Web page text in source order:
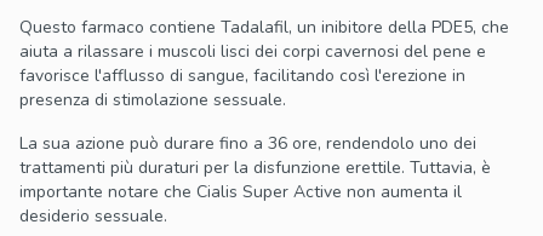
Questo farmaco contiene Tadalafil, un inibitore della PDE5, che
aiuta a rilassare i muscoli lisci dei corpi cavernosi del pene e
favorisce l'afflusso di sangue, facilitando così l'erezione in
presenza di stimolazione sessuale.
La sua azione può durare fino a 36 ore, rendendolo uno dei
trattamenti più duraturi per la disfunzione erettile. Tuttavia, è
importante notare che Cialis Super Active non aumenta il
desiderio sessuale.